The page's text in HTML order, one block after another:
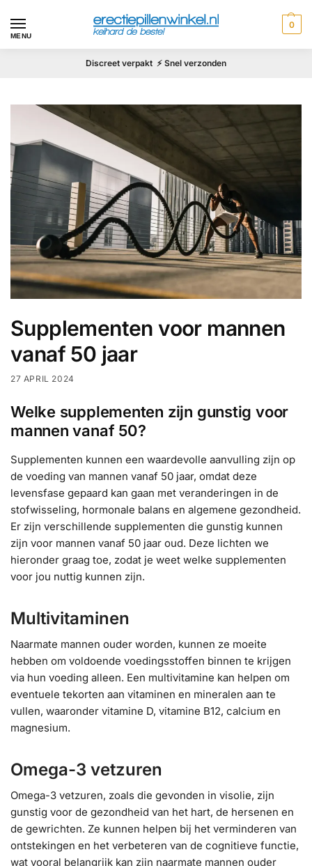
MENU
0
Discreet verpakt ⚡ Snel verzonden
Supplementen voor mannen
vanaf 50 jaar
27 APRIL 2024
Welke supplementen zijn gunstig voor
mannen vanaf 50?
Supplementen kunnen een waardevolle aanvulling zijn op
de voeding van mannen vanaf 50 jaar, omdat deze
levensfase gepaard kan gaan met veranderingen in de
stofwisseling, hormonale balans en algemene gezondheid.
Er zijn verschillende supplementen die gunstig kunnen
zijn voor mannen vanaf 50 jaar oud. Deze lichten we
hieronder graag toe, zodat je weet welke supplementen
voor jou nuttig kunnen zijn.
Multivitaminen
Naarmate mannen ouder worden, kunnen ze moeite
hebben om voldoende voedingsstoffen binnen te krijgen
via hun voeding alleen. Een multivitamine kan helpen om
eventuele tekorten aan vitaminen en mineralen aan te
vullen, waaronder vitamine D, vitamine B12, calcium en
magnesium.
Omega-3 vetzuren
Omega-3 vetzuren, zoals die gevonden in visolie, zijn
gunstig voor de gezondheid van het hart, de hersenen en
de gewrichten. Ze kunnen helpen bij het verminderen van
ontstekingen en het verbeteren van de cognitieve functie,
wat vooral belangrijk kan zijn naarmate mannen ouder